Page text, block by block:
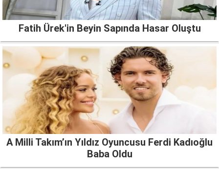
Fatih Ürek'in Beyin Sapında Hasar Oluştu
A Milli Takım’ın Yıldız Oyuncusu Ferdi Kadıoğlu
Baba Oldu